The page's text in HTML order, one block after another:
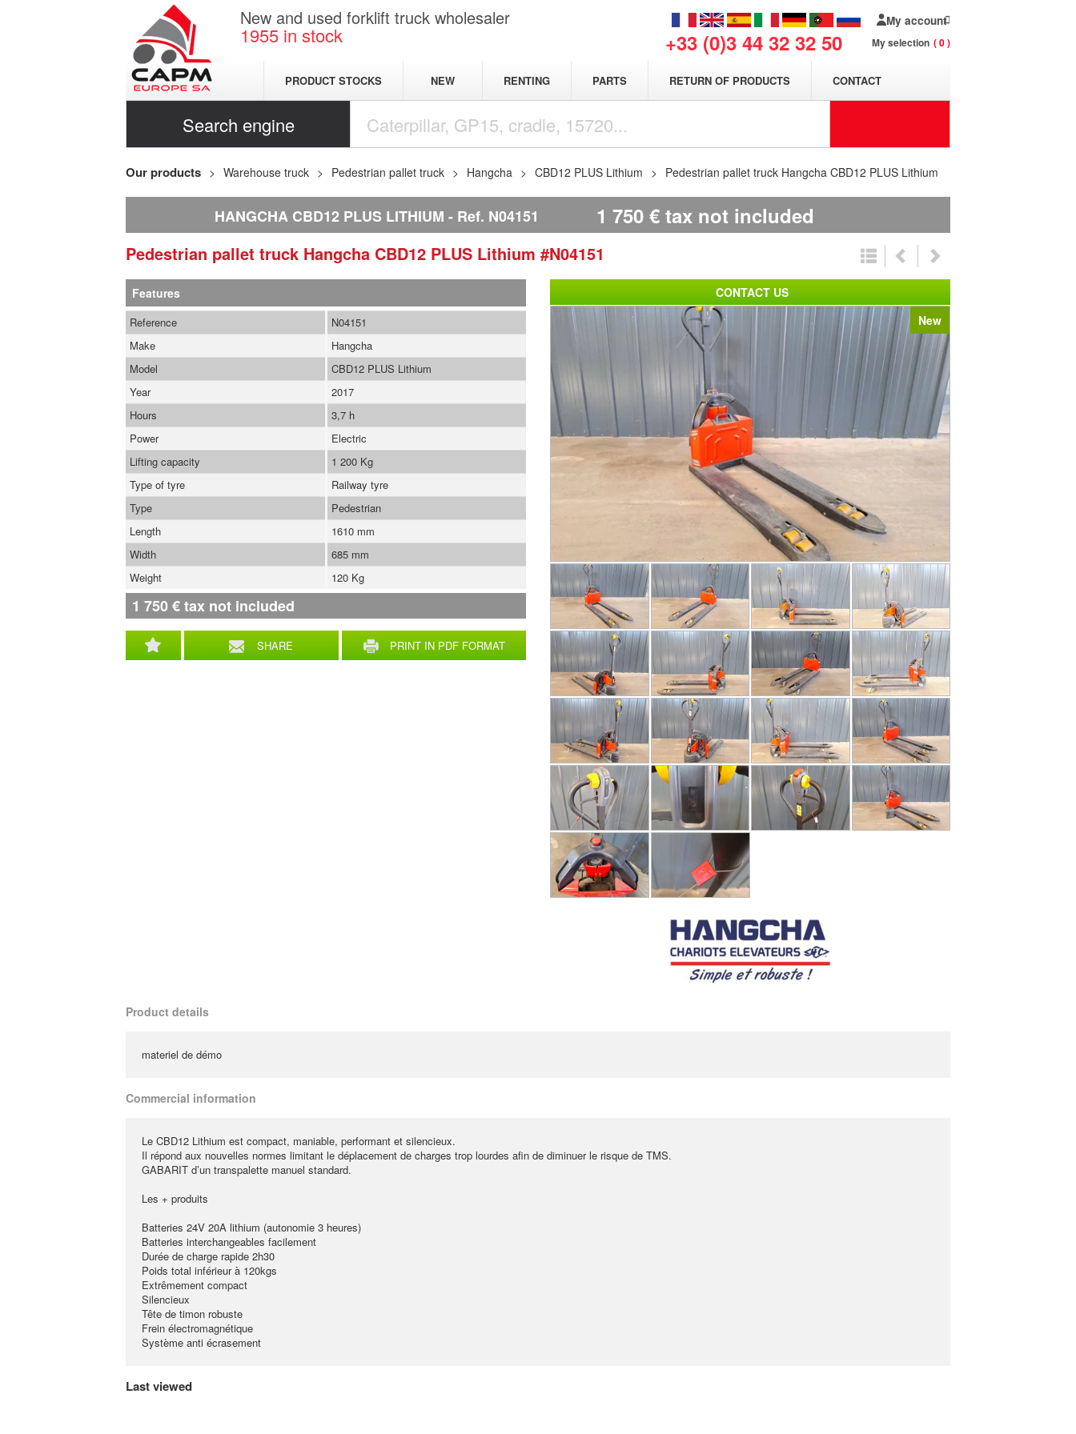
New and used forklift truck wholesaler
1955 in stock +33 (0)3 44 32 32 50
My account
My selection 0
PRODUCT STOCKS NEW RENTING PARTS RETURN OF PRODUCTS CONTACT
Search engine
Our products Warehouse truck Pedestrian pallet truck Hangcha CBD12 PLUS Lithium Pedestrian pallet truck Hangcha CBD12 PLUS Lithium
HANGCHA CBD12 PLUS LITHIUM Ref. N04151 1 750 € tax not included
Pedestrian pallet truck Hangcha CBD12 PLUS Lithium #N04151
New
Features
SHARE PRINT IN PDF FORMAT
Reference
N04151
Make
Hangcha
Model
CBD12 PLUS Lithium
Year
2017
Hours
3,7 h
Power
Electric
Lifting capacity
1 200 Kg
Type of tyre
Railway tyre
Type
Pedestrian
Length
1610 mm
Width
685 mm
Weight
120 Kg
1 750€tax not included
Product details
materiel de démo
Commercial information
Le CBD12 Lithium est compact, maniable, performant et silencieux.
Il répond aux nouvelles normes limitant le déplacement de charges trop lourdes afin de diminuer le risque de TMS.
GABARIT d’un transpalette manuel standard.
Les + produits
Batteries 24V 20A lithium (autonomie 3 heures)
Batteries interchangeables facilement
Durée de charge rapide 2h30
Poids total inférieur à 120kgs
Extrêmement compact
Silencieux
Tête de timon robuste
Frein électromagnétique
Système anti écrasement
CONTACT US
Last viewed